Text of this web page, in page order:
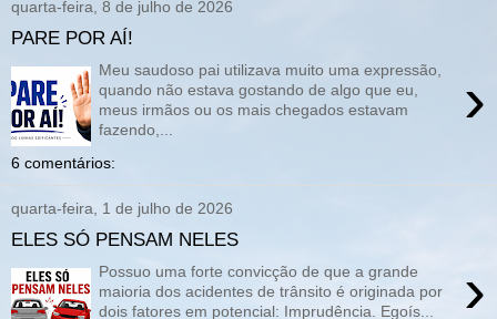
quarta-feira, 8 de julho de 2026
PARE POR AÍ!
›
Meu saudoso pai utilizava muito uma expressão,
quando não estava gostando de algo que eu,
meus irmãos ou os mais chegados estavam
fazendo,...
6 comentários:
quarta-feira, 1 de julho de 2026
ELES SÓ PENSAM NELES
›
Possuo uma forte convicção de que a grande
maioria dos acidentes de trânsito é originada por
dois fatores em potencial: Imprudência. Egoís...